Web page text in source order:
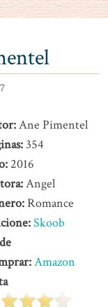
Ane Pimentel
354
2016
Angel
Romance
Skoob
Amazon